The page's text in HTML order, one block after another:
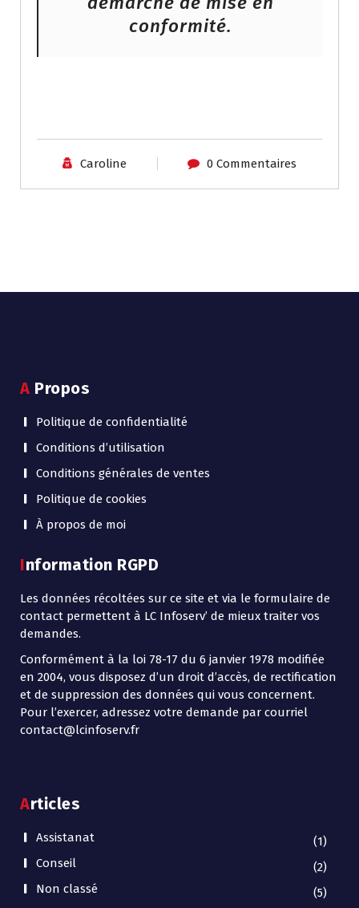
conformité.
Caroline 0 Commentaires
A Propos
Politique de confidentialité
Conditions d’utilisation
Conditions générales de ventes
Politique de cookies
À propos de moi
Information RGPD
Les données récoltées sur ce site et via le formulaire de
contact permettent à LC Infoserv’ de mieux traiter vos
demandes.
Conformément à la loi 78-17 du 6 janvier 1978 modifiée
en 2004, vous disposez d’un droit d’accès, de rectification
et de suppression des données qui vous concernent.
Pour l’exercer, adressez votre demande par courriel
contact@lcinfoserv.fr
Articles
Assistanat
(1)
Conseil
(2)
Non classé
(5)